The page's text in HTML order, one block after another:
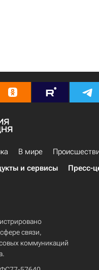
В мире
и сервисы Пресс-
связи,
коммуникаций